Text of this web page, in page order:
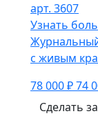
арт. 3607
Узнать
Журнальный
с живым
78 000 ₽74
Сделать